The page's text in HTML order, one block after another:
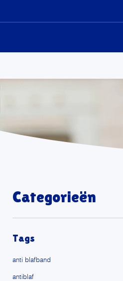
Categorieën
Tags
anti blafband
antiblaf